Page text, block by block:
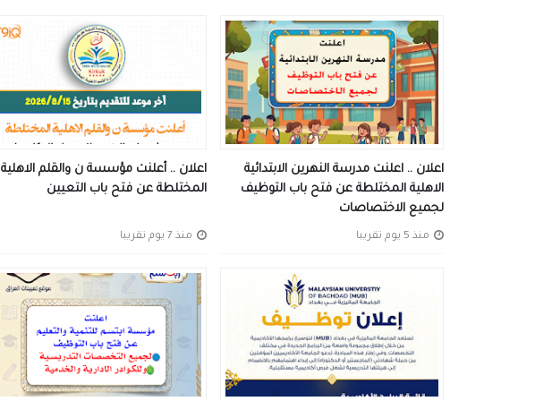
اعلان .. اعلنت مدرسة النهرين الابتدائية
الاهلية المختلطة عن فتح باب التوظيف
لجميع الاختصاصات
منذ 5 يوم تقريبا
اعلان .. أعلنت مؤسسة ن والقلم الاهلية
المختلطة عن فتح باب التعيين
منذ 7 يوم تقريبا